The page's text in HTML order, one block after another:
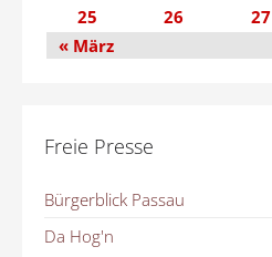
25
26 27
« März
Freie Presse
Bürgerblick Passau
Da Hog'n